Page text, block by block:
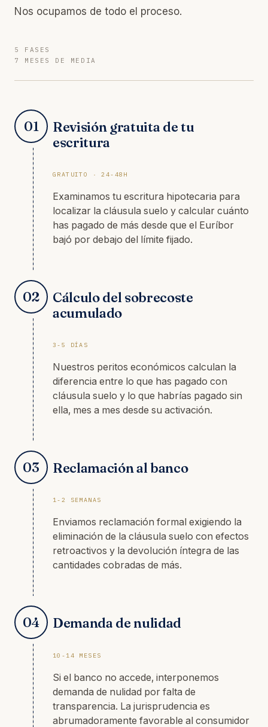
Nos ocupamos de todo el proceso.
5 FASES
7 MESES DE MEDIA
01
Revisión gratuita de tu
escritura
GRATUITO · 24-48H
Examinamos tu escritura hipotecaria para
localizar la cláusula suelo y calcular cuánto
has pagado de más desde que el Euríbor
bajó por debajo del límite fijado.
02
Cálculo del sobrecoste
acumulado
3-5 DÍAS
Nuestros peritos económicos calculan la
diferencia entre lo que has pagado con
cláusula suelo y lo que habrías pagado sin
ella, mes a mes desde su activación.
03 Reclamación al banco
1-2 SEMANAS
Enviamos reclamación formal exigiendo la
eliminación de la cláusula suelo con efectos
retroactivos y la devolución íntegra de las
cantidades cobradas de más.
04 Demanda de nulidad
10-14 MESES
Si el banco no accede, interponemos
demanda de nulidad por falta de
transparencia. La jurisprudencia es
abrumadoramente favorable al consumidor